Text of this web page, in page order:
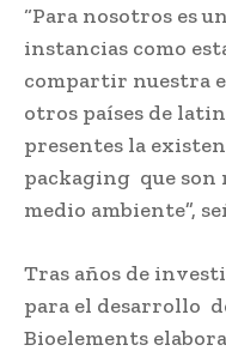
“Para nosotros es
instancias como
compartir nuestra
otros países de
presentes la
packaging que son
medio ambiente”,
Tras años de
para el desarrollo
Bioelements